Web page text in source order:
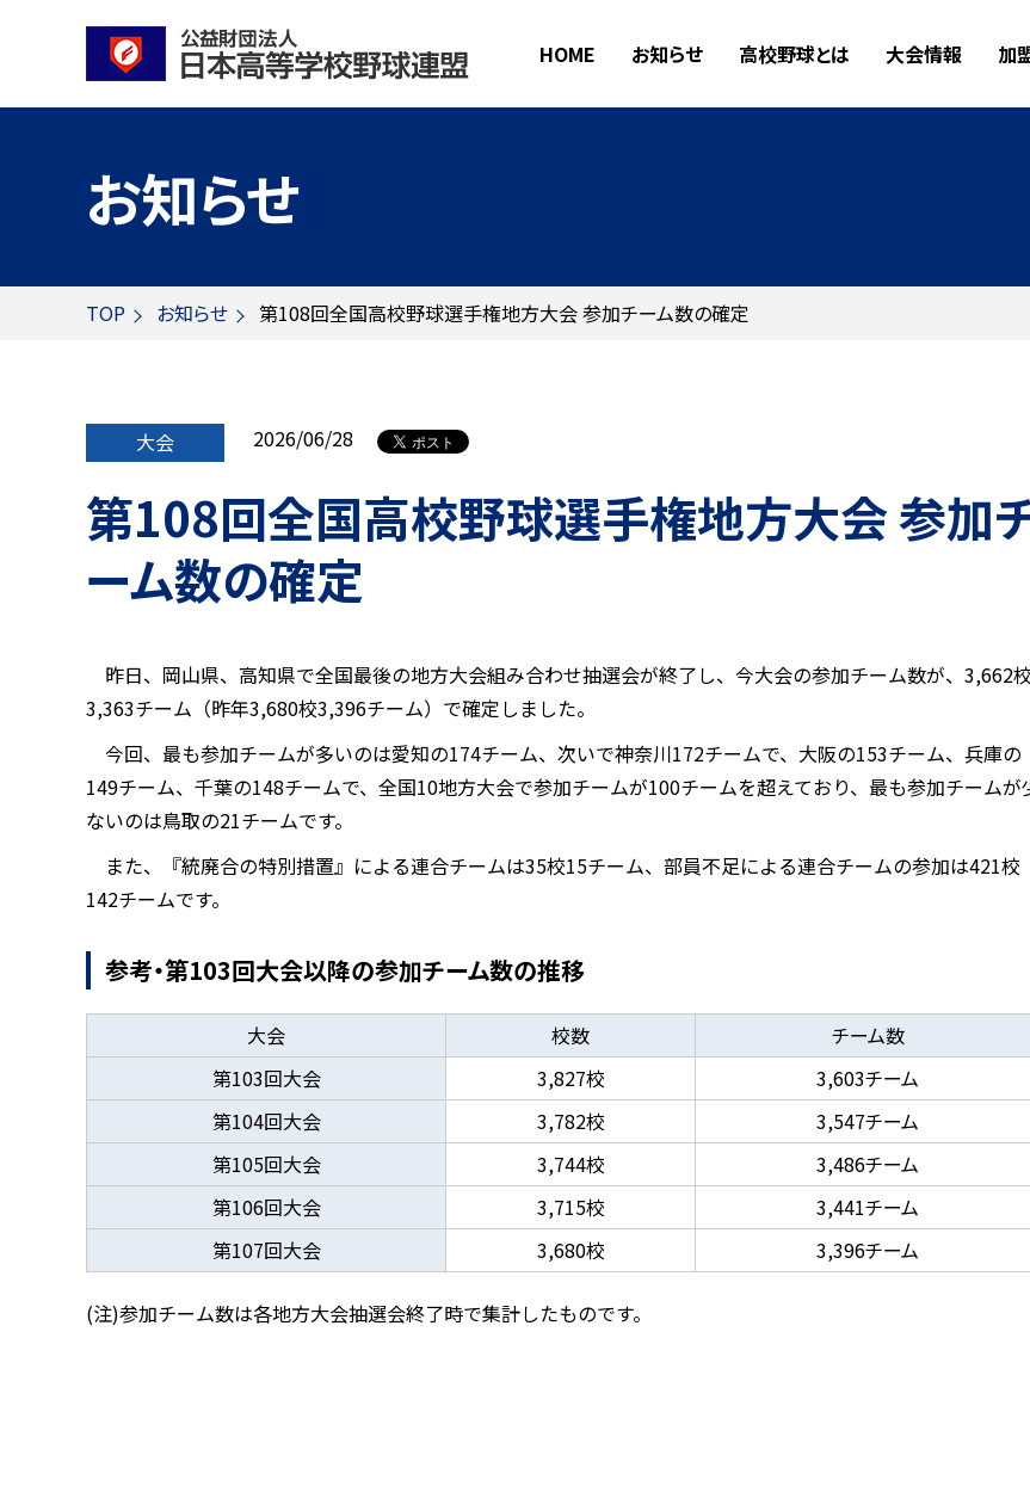
HOME お知らせ 高校野球とは 大会情報 加
お知らせ
TOP お知らせ 第108回全国高校野球選手権地方大会 参加チーム数の確定
大会 2026/06/28
第108回全国高校野球選手権地方大会 参加
ーム数の確定
昨日、岡山県、高知県で全国最後の地方大会組み合わせ抽選会が終了し、今大会の参加チーム数が、3,662校
3,363チーム（昨年3,680校3,396チーム）で確定しました。
今回、最も参加チームが多いのは愛知の174チーム、次いで神奈川172チームで、大阪の153チーム、兵庫の
149チーム、千葉の148チームで、全国10地方大会で参加チームが100チームを超えており、最も参加チームが
ないのは鳥取の21チームです。
また、『統廃合の特別措置』による連合チームは35校15チーム、部員不足による連合チームの参加は421校
142チームです。
参考・第103回大会以降の参加チーム数の推移
大会 校数
チーム数
第103回大会
3,827校
3,603チーム
第104回大会
3,782校
3,547チーム
第105回大会
3,744校
3,486チーム
第106回大会
3,715校
3,441チーム
第107回大会
3,680校 3,396チーム
(注)参加チーム数は各地方大会抽選会終了時で集計したものです。